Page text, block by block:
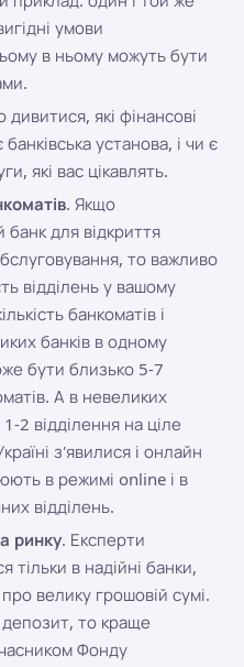
умови
в ньому можуть бути
дивитися, які фінансові
установа, і чи є
які вас цікавлять.
. Якщо
банк для відкриття
то важливо
відділень у вашому
банкоматів і
банків в одному
бути близько 5-7
А в невеликих
2 відділення на ціле
з'явилися і онлайн
в режимі online і в
відділень.
ринку. Експерти
в надійні банки,
велику грошовій сумі.
то краще
Фонду